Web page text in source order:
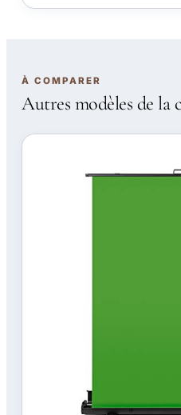
À COMPARER
Autres modèles de la